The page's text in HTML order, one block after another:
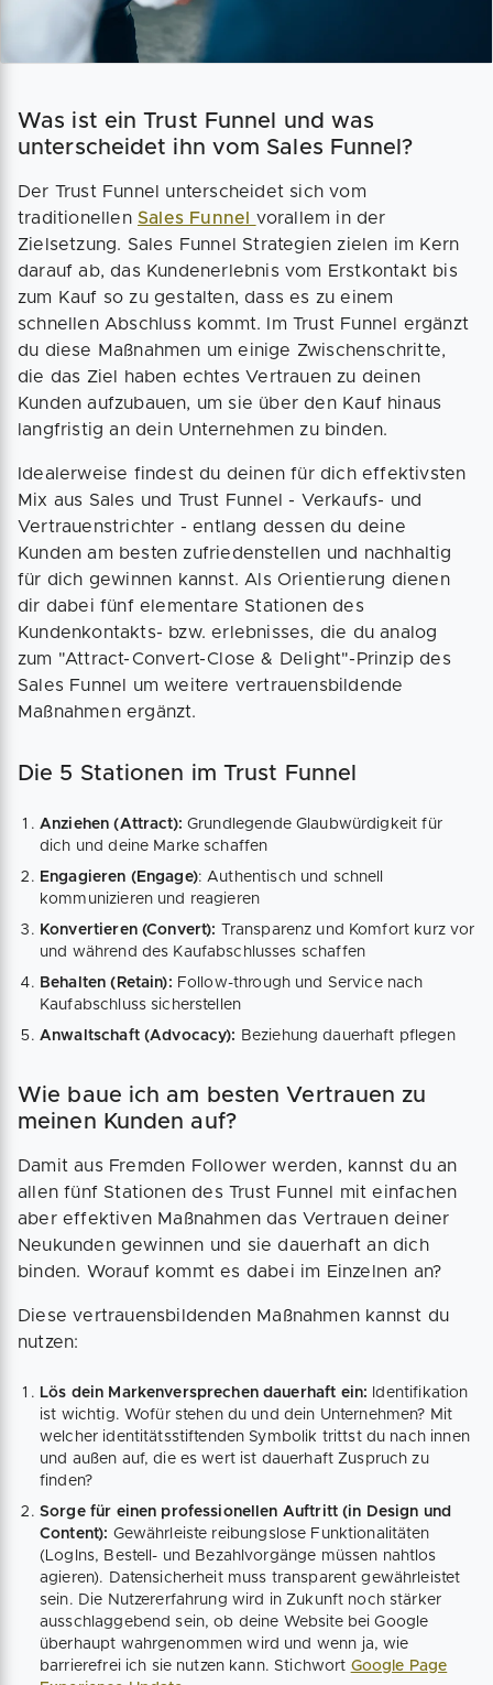
Was ist ein Trust Funnel und was
unterscheidet ihn vom Sales Funnel?
Der Trust Funnel unterscheidet sich vom
traditionellen Sales Funnel vorallem in der
Zielsetzung. Sales Funnel Strategien zielen im Kern
darauf ab, das Kundenerlebnis vom Erstkontakt bis
zum Kauf so zu gestalten, dass es zu einem
schnellen Abschluss kommt. Im Trust Funnel ergänzt
du diese Maßnahmen um einige Zwischenschritte,
die das Ziel haben echtes Vertrauen zu deinen
Kunden aufzubauen, um sie über den Kauf hinaus
langfristig an dein Unternehmen zu binden.
Idealerweise findest du deinen für dich effektivsten
Mix aus Sales und Trust Funnel - Verkaufs- und
Vertrauenstrichter - entlang dessen du deine
Kunden am besten zufriedenstellen und nachhaltig
für dich gewinnen kannst. Als Orientierung dienen
dir dabei fünf elementare Stationen des
Kundenkontakts- bzw. erlebnisses, die du analog
zum "Attract-Convert-Close & Delight"-Prinzip des
Sales Funnel um weitere vertrauensbildende
Maßnahmen ergänzt.
Die 5 Stationen im Trust Funnel
Anziehen (Attract): Grundlegende Glaubwürdigkeit für
dich und deine Marke schaffen
Engagieren (Engage): Authentisch und schnell
kommunizieren und reagieren
Konvertieren (Convert):
Transparenz und Komfort kurz vor
und während des Kaufabschlusses schaffen
Behalten (Retain): Follow-through und Service nach
Kaufabschluss sicherstellen
Anwaltschaft (Advocacy): Beziehung dauerhaft pflegen
Wie baue ich am besten Vertrauen zu
meinen Kunden auf?
Damit aus Fremden Follower werden, kannst du an
allen fünf Stationen des Trust Funnel mit einfachen
aber effektiven Maßnahmen das Vertrauen deiner
Neukunden gewinnen und sie dauerhaft an dich
binden. Worauf kommt es dabei im Einzelnen an?
Diese vertrauensbildenden Maßnahmen kannst du
nutzen:
Lös dein Markenversprechen dauerhaft ein: Identifikation
ist wichtig. Wofür stehen du und dein Unternehmen? Mit
welcher identitätsstiftenden Symbolik trittst du nach innen
und außen auf, die es wert ist dauerhaft Zuspruch zu
finden?
Sorge für einen professionellen Auftritt (in Design und
Content): Gewährleiste reibungslose Funktionalitäten
(LogIns, Bestell- und Bezahlvorgänge müssen nahtlos
agieren). Datensicherheit muss transparent gewährleistet
sein. Die Nutzererfahrung wird in Zukunft noch stärker
ausschlaggebend sein, ob deine Website bei Google
überhaupt wahrgenommen wird und wenn ja, wie
barrierefrei ich sie nutzen kann. Stichwort Google Page